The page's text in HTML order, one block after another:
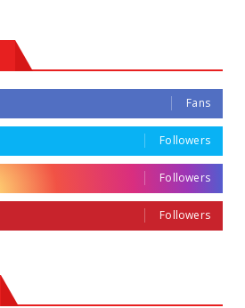
Fans
Followers
Followers
Followers